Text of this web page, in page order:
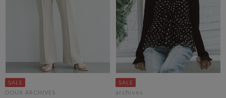
DOUX ARCHIVES archives